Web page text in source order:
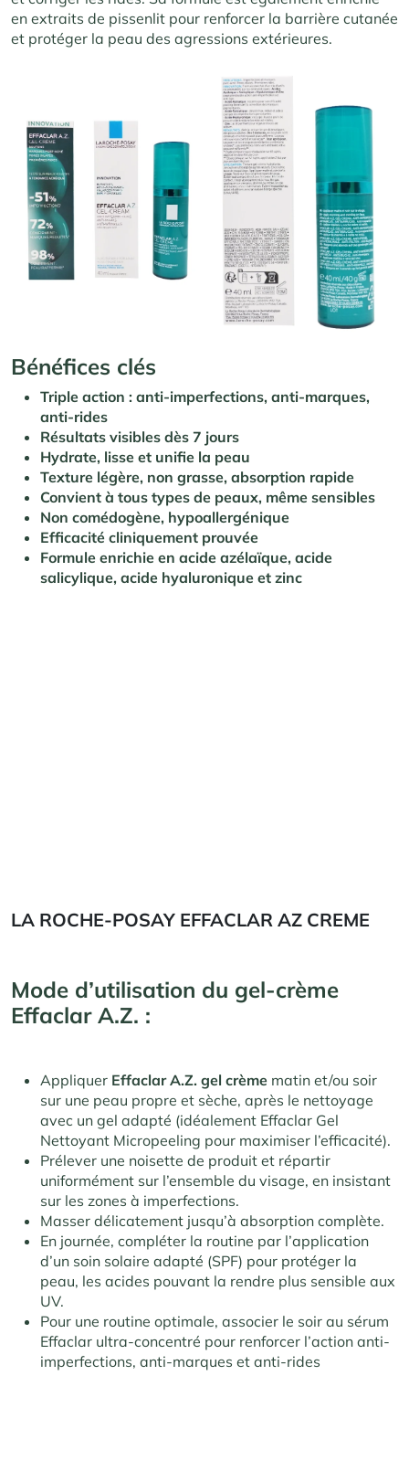
en extraits de pissenlit pour renforcer la barrière cutanée
et protéger la peau des agressions extérieures.
Bénéfices clés
Triple action : anti-imperfections, anti-marques,
anti-rides
Résultats visibles dès 7 jours
Hydrate, lisse et unifie la peau
Texture légère, non grasse, absorption rapide
Convient à tous types de peaux, même sensibles
Non comédogène, hypoallergénique
Efficacité cliniquement prouvée
Formule enrichie en acide azélaïque, acide
salicylique, acide hyaluronique et zinc
LA ROCHE-POSAY EFFACLAR AZ CREME
Mode d’utilisation du gel-crème
Effaclar A.Z. :
Appliquer Effaclar A.Z. gel crème matin et/ou soir
sur une peau propre et sèche, après le nettoyage
avec un gel adapté (idéalement Effaclar Gel
Nettoyant Micropeeling pour maximiser l’efficacité).
Prélever une noisette de produit et répartir
uniformément sur l’ensemble du visage, en insistant
sur les zones à imperfections.
Masser délicatement jusqu’à absorption complète.
En journée, compléter la routine par l’application
d’un soin solaire adapté (SPF) pour protéger la
peau, les acides pouvant la rendre plus sensible aux
UV.
Pour une routine optimale, associer le soir au sérum
Effaclar ultra-concentré pour renforcer l’action anti-
imperfections, anti-marques et anti-rides